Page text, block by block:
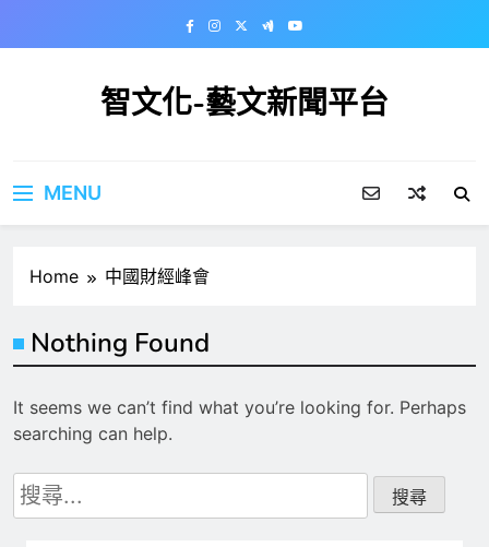
智文化-藝文新聞平台
MENU
Home 中國財經峰會
Nothing Found
It seems we can’t find what you’re looking for. Perhaps
searching can help.
搜
尋